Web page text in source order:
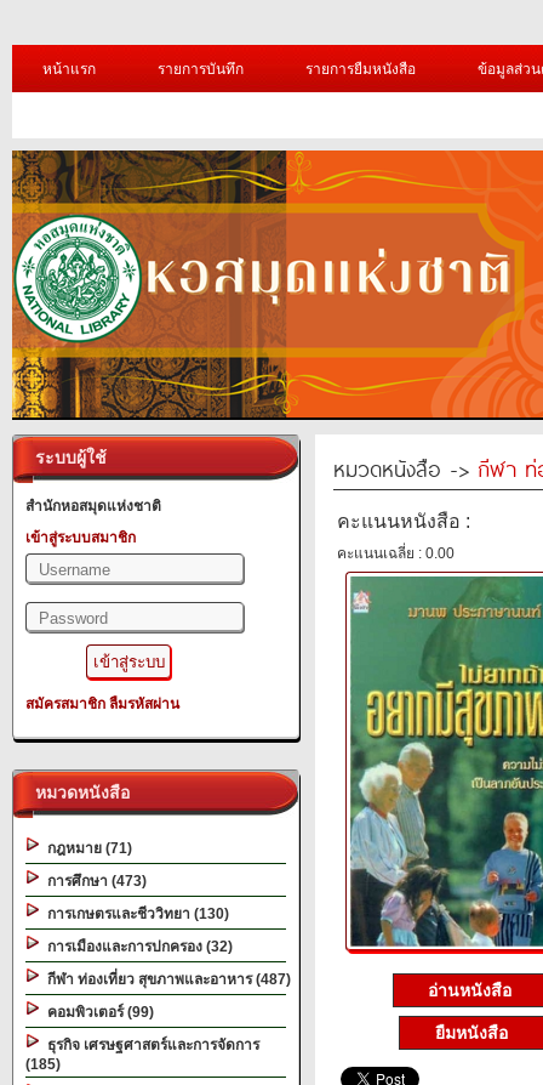
หน้าแรก รายการบันทึก รายการยืมหนังสือ ข้อมูลส่ว
ระบบผู้ใช้
สำนักหอสมุดแห่งชาติ
เข้าสู่ระบบสมาชิก
สมัครสมาชิก ลืมรหัสผ่าน
หมวดหนังสือ
กฎหมาย (71)
การศึกษา (473)
การเกษตรและชีววิทยา (130)
การเมืองและการปกครอง (32)
กีฬา ท่องเที่ยว สุขภาพและอาหาร (487)
คอมพิวเตอร์ (99)
ธุรกิจ เศรษฐศาสตร์และการจัดการ
(185)
หมวดหนังสือ -> กีฬา ท่
คะแนนหนังสือ :
คะแนนเฉลี่ย : 0.00
อ่านหนังสือ
ยืมหนังสือ